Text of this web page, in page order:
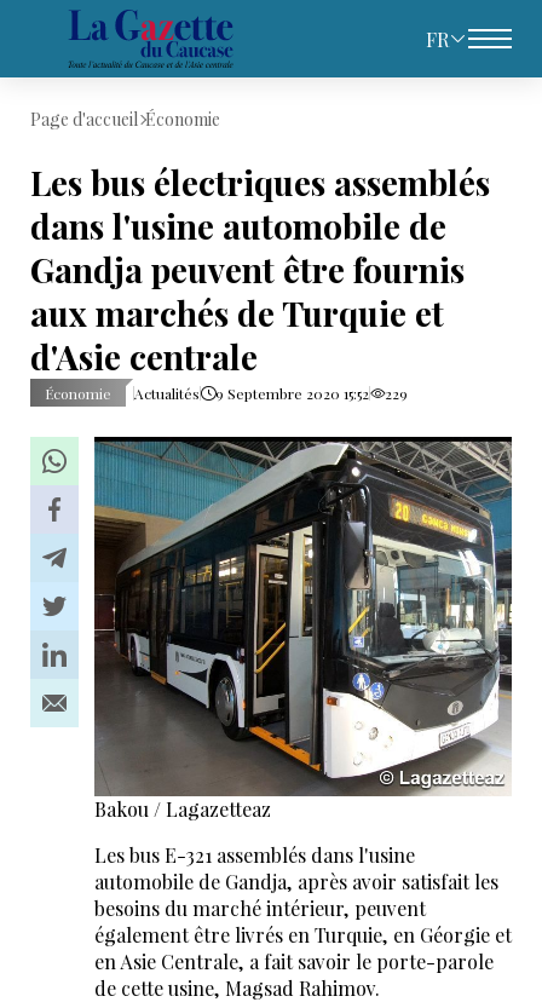
FR
Page d'accueil Économie
Les bus électriques assemblés
dans l'usine automobile de
Gandja peuvent être fournis
aux marchés de Turquie et
d'Asie centrale
Économie Actualités 9 Septembre 2020 15:52 229
Bakou / Lagazetteaz
Les bus E-321 assemblés dans l'usine
automobile de Gandja, après avoir satisfait les
besoins du marché intérieur, peuvent
également être livrés en Turquie, en Géorgie et
en Asie Centrale, a fait savoir le porte-parole
de cette usine, Magsad Rahimov.